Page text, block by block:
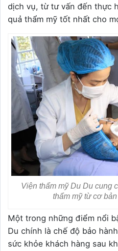
dịch vụ, từ tư vấn đến thực
quả thẩm mỹ tốt nhất cho
Viện thẩm mỹ Du Du cung
thẩm mỹ từ cơ
Một trong những điểm nổi
Du chính là chế độ bảo
sức khỏe khách hàng sau